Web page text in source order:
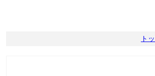
ト